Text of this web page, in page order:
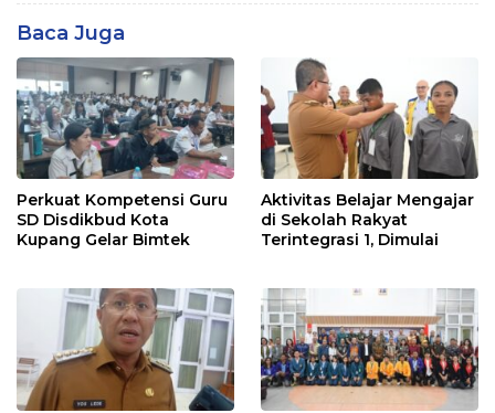
Baca Juga
Perkuat Kompetensi Guru
SD Disdikbud Kota
Kupang Gelar Bimtek
Aktivitas Belajar Mengajar
di Sekolah Rakyat
Terintegrasi 1, Dimulai